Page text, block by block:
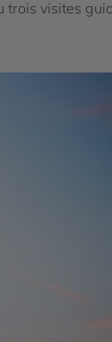
trois visites